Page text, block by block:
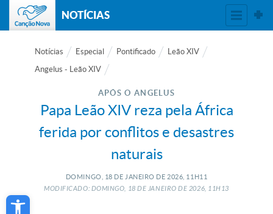
Open toolbar
NOTÍCIAS
Notícias Especial Pontificado
Leão XIV
Angelus - Leão XIV
APÓS O ANGELUS
Papa Leão XIV reza pela África
ferida por conflitos e desastres
naturais
DOMINGO, 18 DE JANEIRO DE 2026, 11H11
MODIFICADO: DOMINGO, 18 DE JANEIRO DE 2026, 11H13